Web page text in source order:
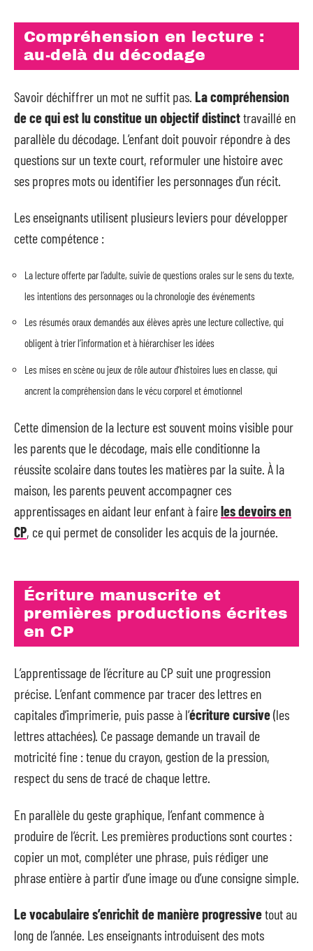
Compréhension en lecture :
au-delà du décodage
Savoir déchiffrer un mot ne suffit pas. La compréhension
de ce qui est lu constitue un objectif distincttravaillé en
parallèle du décodage. L’enfant doit pouvoir répondre à des
questions sur un texte court, reformuler une histoire avec
ses propres mots ou identifier les personnages d’un récit.
Les enseignants utilisent plusieurs leviers pour développer
cette compétence :
La lecture offerte par l’adulte, suivie de questions orales sur le sens du texte,
les intentions des personnages ou la chronologie des événements
Les résumés oraux demandés aux élèves après une lecture collective, qui
obligent à trier l’information et à hiérarchiser les idées
Les mises en scène ou jeux de rôle autour d’histoires lues en classe, qui
ancrent la compréhension dans le vécu corporel et émotionnel
Cette dimension de la lecture est souvent moins visible pour
les parents que le décodage, mais elle conditionne la
réussite scolaire dans toutes les matières par la suite. À la
maison, les parents peuvent accompagner ces
apprentissages en aidant leur enfant à faireles devoirs en
CP, ce qui permet de consolider les acquis de la journée.
Écriture manuscrite et
premières productions écrites
en CP
L’apprentissage de l’écriture au CP suit une progression
précise. L’enfant commence par tracer des lettres en
capitales d’imprimerie, puis passe à l’écriture cursive(les
lettres attachées). Ce passage demande un travail de
motricité fine : tenue du crayon, gestion de la pression,
respect du sens de tracé de chaque lettre.
En parallèle du geste graphique, l’enfant commence à
produire de l’écrit. Les premières productions sont courtes :
copier un mot, compléter une phrase, puis rédiger une
phrase entière à partir d’une image ou d’une consigne simple.
Le vocabulaire s’enrichit de manière progressivetout au
long de l’année. Les enseignants introduisent des mots